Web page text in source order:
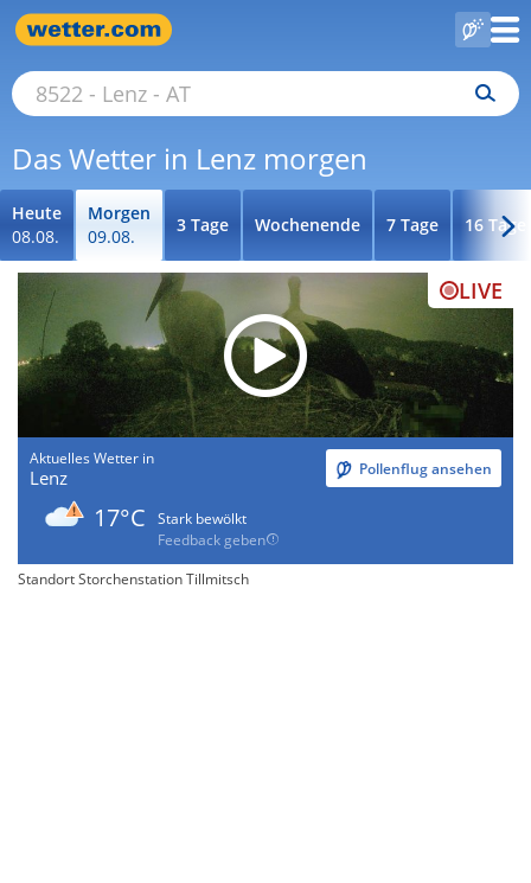
Das Wetter in Lenz morgen
Heute
08.08.
Morgen
09.08.
3 Tage Wochenende 7 Tage 16 Tage
LIVE
Aktuelles Wetter in
Lenz Pollenflug ansehen
17°C
Stark bewölkt
Feedback geben
Standort Storchenstation Tillmitsch